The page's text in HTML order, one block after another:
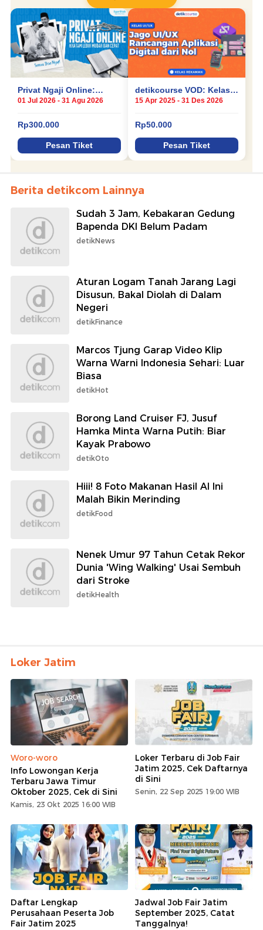
Berita detikcom Lainnya
Sudah 3 Jam, Kebakaran Gedung
Bapenda DKI Belum Padam
detikNews
Aturan Logam Tanah Jarang Lagi
Disusun, Bakal Diolah di Dalam
Negeri
detikFinance
Marcos Tjung Garap Video Klip
Warna Warni Indonesia Sehari: Luar
Biasa
detikHot
Borong Land Cruiser FJ, Jusuf
Hamka Minta Warna Putih: Biar
Kayak Prabowo
detikOto
Hiii! 8 Foto Makanan Hasil AI Ini
Malah Bikin Merinding
detikFood
Nenek Umur 97 Tahun Cetak Rekor
Dunia 'Wing Walking' Usai Sembuh
dari Stroke
detikHealth
Loker Jatim
Woro-woro
Info Lowongan Kerja
Terbaru Jawa Timur
Oktober 2025, Cek di Sini
Kamis, 23 Okt 2025 16:00 WIB
Loker Terbaru di Job Fair
Jatim 2025, Cek Daftarnya
di Sini
Senin, 22 Sep 2025 19:00 WIB
Daftar Lengkap
Perusahaan Peserta Job
Fair Jatim 2025
Jadwal Job Fair Jatim
September 2025, Catat
Tanggalnya!